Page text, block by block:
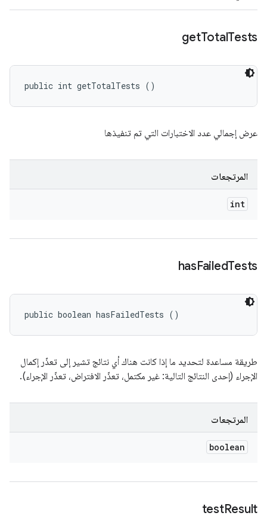
getTotalTests
public int getTotalTests ()
عرض إجمالي عدد الاختبارات التي تم تنفيذها
المرتجعات
int
hasFailedTests
public boolean hasFailedTests ()
طريقة مساعدة لتحديد ما إذا كانت هناك أي نتائج تشير إلى تعذّر إكمال
الإجراء (إحدى النتائج التالية: غير مكتمل، تعذّر الافتراض، تعذّر الإجراء).
المرتجعات
boolean
testResult